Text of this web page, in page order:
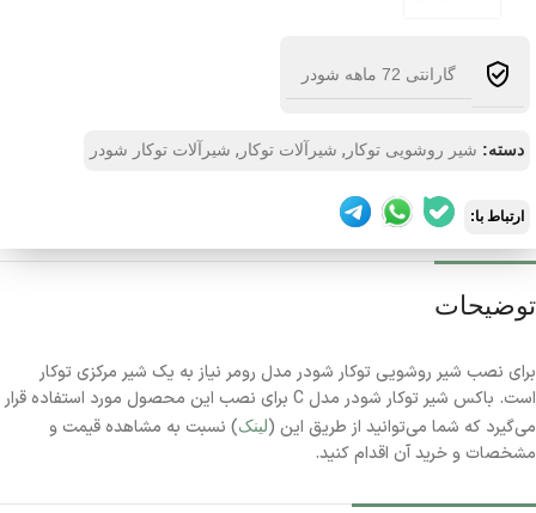
گارانتی 72 ماهه شودر
دسته: شیر روشویی توکار , شیرآلات توکار , شیرآلات توکار شودر
ارتباط با:
توضیحات
برای نصب شیر روشویی توکار شودر مدل رومر نیاز به یک شیر مرکزی توکار
است. باکس شیر توکار شودر مدل C برای نصب این محصول مورد استفاده قرار
می‌گیرد که شما می‌توانید از طریق این (لینک) نسبت به مشاهده قیمت و
مشخصات و خرید آن اقدام کنید.